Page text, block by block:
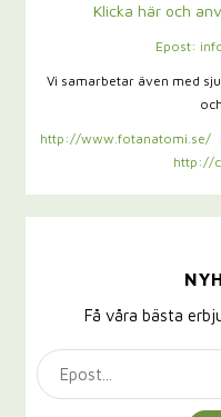
Klicka här och
Epost:
Vi samarbetar även med
http://www.fotanatomi.se/
http://
Få våra bästa